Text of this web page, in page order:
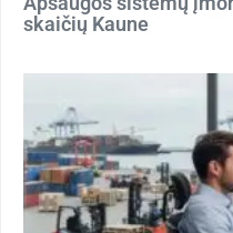
skaičių Kaune